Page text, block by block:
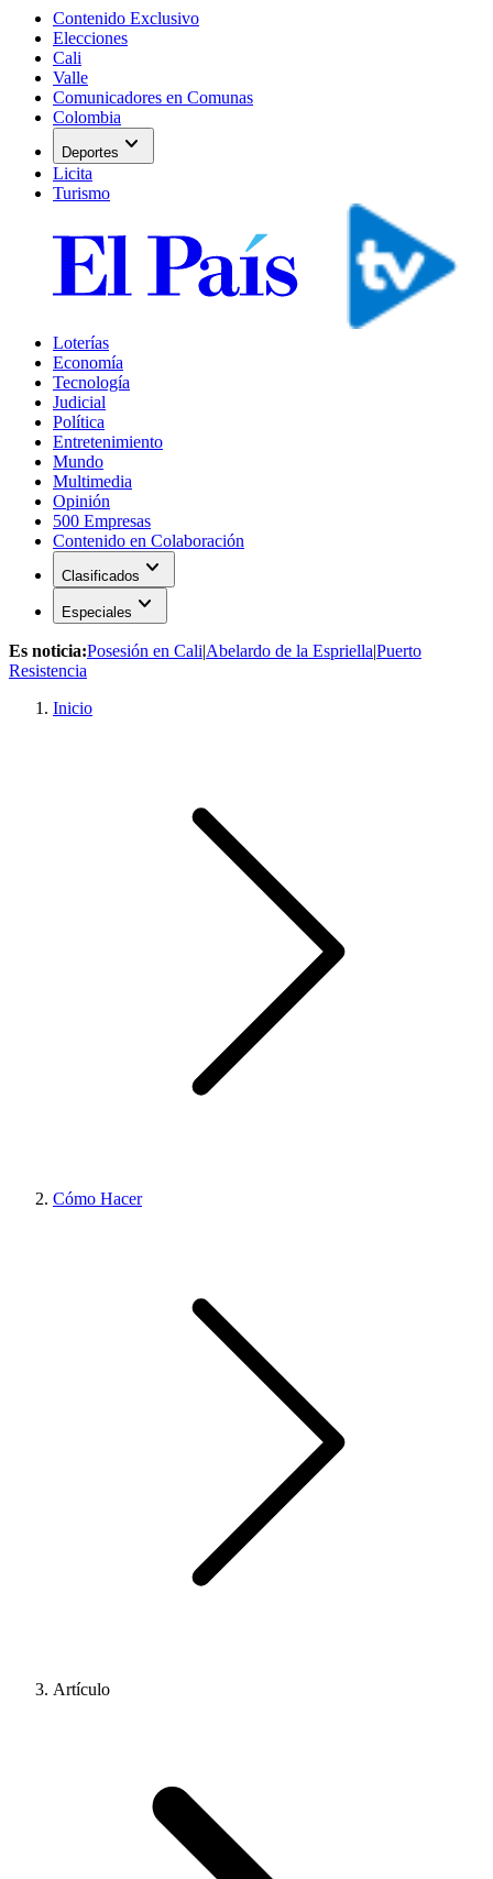
Contenido Exclusivo
Elecciones
Cali
Valle
Comunicadores en Comunas
Colombia
Deportes expand_more
Licita
Turismo
Loterías
Economía
Tecnología
Judicial
Política
Entretenimiento
Mundo
Multimedia
Opinión
500 Empresas
Contenido en Colaboración
Clasificados expand_more
Especiales expand_more
Es noticia:Posesión en Cali|Abelardo de la Espriella|Puerto
Resistencia
Inicio
Cómo Hacer
Artículo